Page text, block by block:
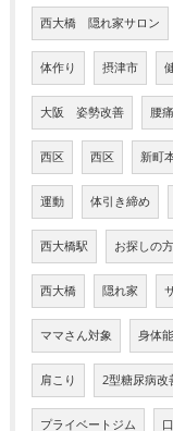
西大橋 隠れ家サロン
体作り 摂津市
大阪 姿勢改善 腰痛
西区 西区 新町
運動 体引き締め
西大橋駅 お探しの方
西大橋 隠れ家
ママさん対象 身体
肩こり 2型糖尿病改
プライベートジム